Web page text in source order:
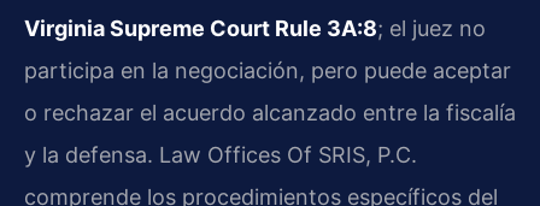
Virginia Supreme Court Rule 3A:8; el juez no
participa en la negociación, pero puede aceptar
o rechazar el acuerdo alcanzado entre la fiscalía
y la defensa. Law Offices Of SRIS, P.C.
comprende los procedimientos específicos del